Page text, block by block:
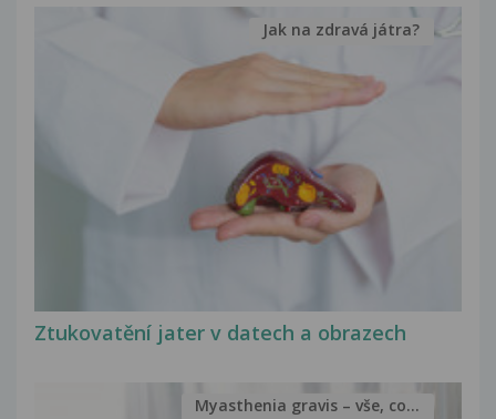
Ztukovatění jater v datech a obrazech
Jak na zdravá játra?
Myasthenia gravis – vše, co...